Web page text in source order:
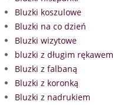
Bluzki koszulowe
Bluzki na co dzień
Bluzki wizytowe
bluzki z długim rękawem
Bluzki z falbaną
Bluzki z koronką
Bluzki z nadrukiem